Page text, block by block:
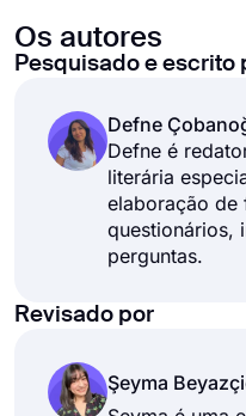
Os autores
Pesquisado e escrito
Defne
Defne é
literária
elaboração de
questionários,
perguntas.
Revisado por
Şeyma